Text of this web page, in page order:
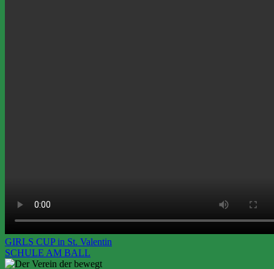
Beitragsnavigation
GIRLS CUP in St. Valentin
SCHULE AM BALL